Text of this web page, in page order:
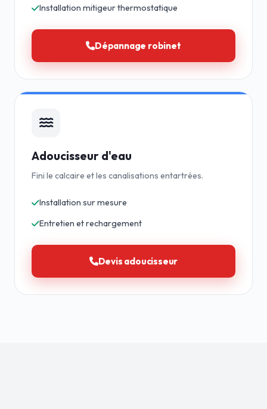
Installation mitigeur thermostatique
Dépannage robinet
Adoucisseur d'eau
Fini le calcaire et les canalisations entartrées.
Installation sur mesure
Entretien et rechargement
Devis adoucisseur